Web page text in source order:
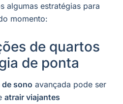
algumas estratégias para
momento:
de quartos
de ponta
sono avançada pode ser
atrair viajantes